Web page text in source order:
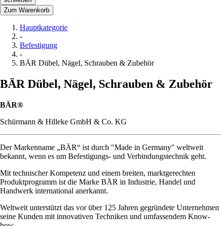
Zum Warenkorb
Hauptkategorie
-
Befestigung
-
BÄR Dübel, Nägel, Schrauben & Zubehör
BÄR Dübel, Nägel, Schrauben & Zubehör
BÄR®
Schürmann & Hilleke GmbH & Co. KG
Der Markenname „BÄR“ ist durch "Made in Germany" weltweit
bekannt, wenn es um Befestigungs- und Verbindungstechnik geht.
Mit technischer Kompetenz und einem breiten, marktgerechten
Produktprogramm ist die Marke BÄR in Industrie, Handel und
Handwerk international anerkannt.
Weltweit unterstützt das vor über 125 Jahren gegründete Unternehmen
seine Kunden mit innovativen Techniken und umfassendem Know-